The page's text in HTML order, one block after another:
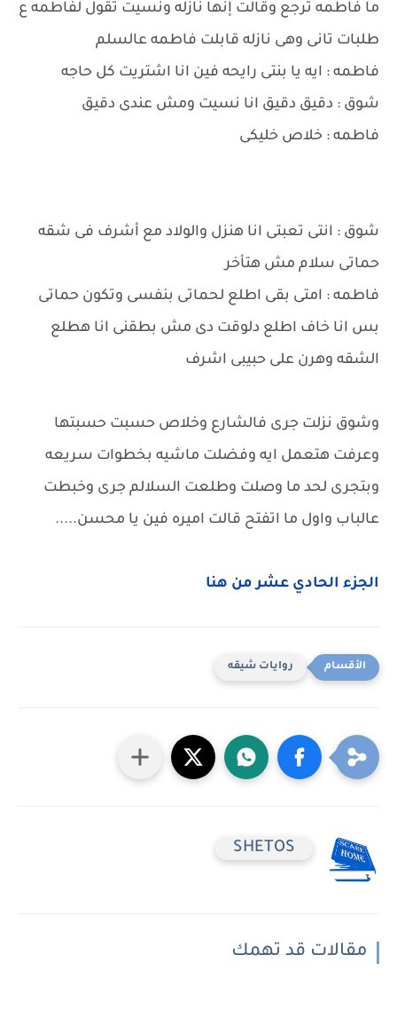
ما فاطمه ترجع وقالت إنها نازله ونسيت تقول لفاطمه ع
طلبات تانى وهى نازله قابلت فاطمه عالسلم
فاطمه : ايه يا بنتى رايحه فين انا اشتريت كل حاجه
شوق : دقيق دقيق انا نسيت ومش عندى دقيق
فاطمه : خلاص خليكى
شوق : انتى تعبتى انا هنزل والولاد مع أشرف فى شقه
حماتى سلام مش هتأخر
فاطمه : امتى بقى اطلع لحماتى بنفسى وتكون حماتى
بس انا خاف اطلع دلوقت دى مش بطقنى انا هطلع
الشقه وهرن على حبيبى اشرف
وشوق نزلت جرى فالشارع وخلاص حسبت حسبتها
وعرفت هتعمل ايه وفضلت ماشيه بخطوات سريعه
وبتجرى لحد ما وصلت وطلعت السلالم جرى وخبطت
عالباب واول ما اتفتح قالت اميره فين يا محسن.....
الجزء الحادي عشر من هنا
روايات شيقه
SHETOS
مقالات قد تهمك